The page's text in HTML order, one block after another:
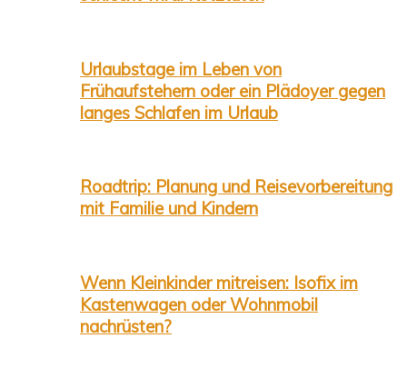
Urlaubstage im Leben von
Frühaufstehern oder ein Plädoyer gegen
langes Schlafen im Urlaub
Roadtrip: Planung und Reisevorbereitung
mit Familie und Kindern
Wenn Kleinkinder mitreisen: Isofix im
Kastenwagen oder Wohnmobil
nachrüsten?